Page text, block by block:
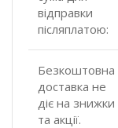
відправки
післяплатою:
Безкоштовна
доставка не
діє на знижки
та акції.